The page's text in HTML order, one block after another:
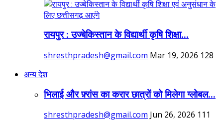
रायपुर : उज्बेकिस्तान के विद्यार्थी कृषि शिक्षा...
shresthpradesh@gmail.com Mar 19, 2026 128
अन्य देश
भिलाई और फ़्रांस का करार छात्रों को मिलेगा ग्लोबल...
shresthpradesh@gmail.com Jun 26, 2026 111